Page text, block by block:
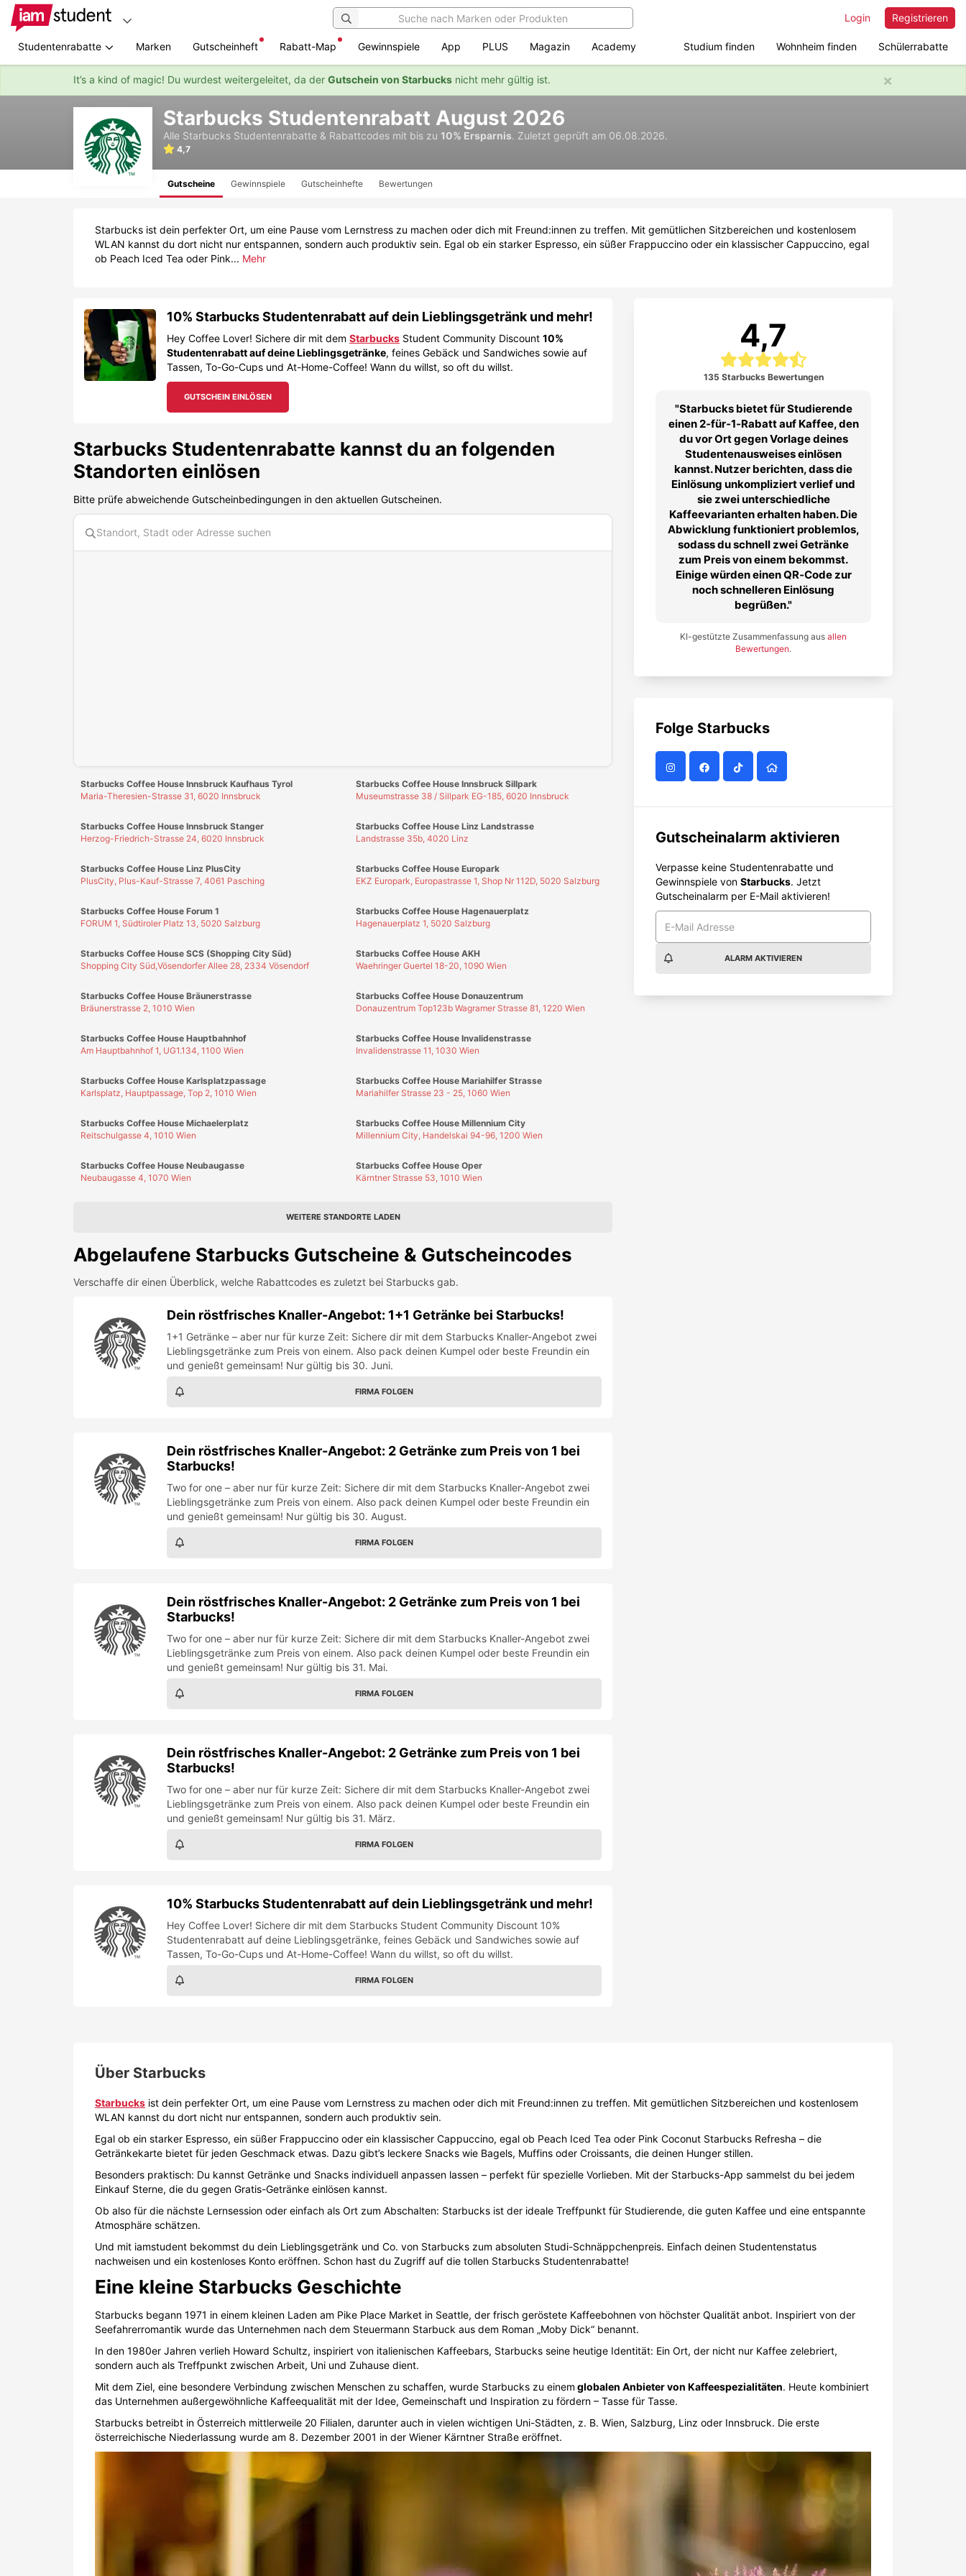
×
It’s a kind of magic! Du wurdest weitergeleitet, da der Gutschein von Starbucks nicht mehr gültig ist.
Registrieren
Login
Studentenrabatte Marken Gutscheinheft Rabatt-Map Gewinnspiele App PLUS Magazin Academy Studium finden Wohnheim finden Schülerrabatte
Starbucks Studentenrabatt August 2026
Alle Starbucks Studentenrabatte & Rabattcodes mit bis zu 10% Ersparnis. Zuletzt geprüft am 06.08.2026.
4,7
Gutscheine Gewinnspiele Gutscheinhefte Bewertungen
Starbucks ist dein perfekter Ort, um eine Pause vom Lernstress zu machen oder dich mit Freund:innen zu treffen. Mit gemütlichen Sitzbereichen und kostenlosem
WLAN kannst du dort nicht nur entspannen, sondern auch produktiv sein. Egal ob ein starker Espresso, ein süßer Frappuccino oder ein klassischer Cappuccino, egal
ob Peach Iced Tea oder Pink... Mehr
10% Starbucks Studentenrabatt auf dein Lieblingsgetränk und mehr!
Hey Coffee Lover! Sichere dir mit dem Starbucks Student Community Discount 10%
Studentenrabatt auf deine Lieblingsgetränke, feines Gebäck und Sandwiches sowie auf
Tassen, To-Go-Cups und At-Home-Coffee! Wann du willst, so oft du willst.
GUTSCHEIN EINLÖSEN
Starbucks Studentenrabatte kannst du an folgenden
Standorten einlösen
Bitte prüfe abweichende Gutscheinbedingungen in den aktuellen Gutscheinen.
Shopping City Süd,Vösendorfer Allee 28, 2334 Vösendorf
Waehringer Guertel 18-20, 1090 Wien
Bräunerstrasse 2, 1010 Wien
Donauzentrum Top123b Wagramer Strasse 81, 1220 Wien
Am Hauptbahnhof 1, UG1.134, 1100 Wien
Invalidenstrasse 11, 1030 Wien
Karlsplatz, Hauptpassage, Top 2, 1010 Wien
Mariahilfer Strasse 23 - 25, 1060 Wien
Reitschulgasse 4, 1010 Wien
Millennium City, Handelskai 94-96, 1200 Wien
Neubaugasse 4, 1070 Wien
Kärntner Strasse 53, 1010 Wien
WEITERE STANDORTE LADEN
AbgelaufeneStarbucks Gutscheine & Gutscheincodes
Dein röstfrisches Knaller-Angebot: 1+1 Getränke bei Starbucks!
Lieblingsgetränke zum Preis von einem. Also pack deinen Kumpel oder beste Freundin ein
FIRMA FOLGEN
Starbucks!
Two for one – aber nur für kurze Zeit: Sichere dir mit dem Starbucks Knaller-Angebot zwei
Lieblingsgetränke zum Preis von einem. Also pack deinen Kumpel oder beste Freundin ein
und genießt gemeinsam! Nur gültig bis 30. August.
FIRMA FOLGEN
Two for one – aber nur für kurze Zeit: Sichere dir mit dem Starbucks Knaller-Angebot zwei
Lieblingsgetränke zum Preis von einem. Also pack deinen Kumpel oder beste Freundin ein
und genießt gemeinsam! Nur gültig bis 31. Mai.
FIRMA FOLGEN
Two for one – aber nur für kurze Zeit: Sichere dir mit dem Starbucks Knaller-Angebot zwei
Lieblingsgetränke zum Preis von einem. Also pack deinen Kumpel oder beste Freundin ein
und genießt gemeinsam! Nur gültig bis 31. März.
FIRMA FOLGEN
Hey Coffee Lover! Sichere dir mit dem Starbucks Student Community Discount 10%
Studentenrabatt auf deine Lieblingsgetränke, feines Gebäck und Sandwiches sowie auf
Tassen, To-Go-Cups und At-Home-Coffee! Wann du willst, so oft du willst.
FIRMA FOLGEN
4,7
135 Starbucks Bewertungen
Starbucks bietet für Studierende
einen 2‑für‑1‑Rabatt auf Kaffee, den
du vor Ort gegen Vorlage deines
Studentenausweises einlösen
kannst. Nutzer berichten, dass die
Einlösung unkompliziert verlief und
sie zwei unterschiedliche
Kaffeevarianten erhalten haben. Die
Abwicklung funktioniert problemlos,
sodass du schnell zwei Getränke
zum Preis von einem bekommst.
Einige würden einen QR‑Code zur
noch schnelleren Einlösung
begrüßen.
KI-gestützte Zusammenfassung aus allen
Bewertungen.
Folge Starbucks
Gutscheinalarm aktivieren
Verpasse keine Studentenrabatte und
Gewinnspiele von Starbucks. Jetzt
Gutscheinalarm per E-Mail aktivieren!
ALARM AKTIVIEREN
Starbucks
Starbucks ist dein perfekter Ort, um eine Pause vom Lernstress zu machen oder dich mit Freund:innen zu treffen. Mit gemütlichen Sitzbereichen und kostenlosem
WLAN kannst du dort nicht nur entspannen, sondern auch produktiv sein.
Egal ob ein starker Espresso, ein süßer Frappuccino oder ein klassischer Cappuccino, egal ob Peach Iced Tea oder Pink Coconut Starbucks Refresha – die
Getränkekarte bietet für jeden Geschmack etwas. Dazu gibt’s leckere Snacks wie Bagels, Muffins oder Croissants, die deinen Hunger stillen.
Und mit iamstudent bekommst du dein Lieblingsgetränk und Co. von Starbucks zum absoluten Studi-Schnäppchenpreis. Einfach deinen Studentenstatus
nachweisen und ein kostenloses Konto eröffnen. Schon hast du Zugriff auf die tollen Starbucks Studentenrabatte!
Eine kleine Starbucks Geschichte
Starbucks begann 1971 in einem kleinen Laden am Pike Place Market in Seattle, der frisch geröstete Kaffeebohnen von höchster Qualität anbot. Inspiriert von der
Seefahrerromantik wurde das Unternehmen nach dem Steuermann Starbuck aus dem Roman „Moby Dick“ benannt.
In den 1980er Jahren verlieh Howard Schultz, inspiriert von italienischen Kaffeebars, Starbucks seine heutige Identität: Ein Ort, der nicht nur Kaffee zelebriert,
sondern auch als Treffpunkt zwischen Arbeit, Uni und Zuhause dient.
Mit dem Ziel, eine besondere Verbindung zwischen Menschen zu schaffen, wurde Starbucks zu einemglobalen Anbieter von Kaffeespezialitäten. Heute kombiniert
das Unternehmen außergewöhnliche Kaffeequalität mit der Idee, Gemeinschaft und Inspiration zu fördern – Tasse für Tasse.
Starbucks betreibt in Österreich mittlerweile 20 Filialen, darunter auch in vielen wichtigen Uni-Städten, z. B. Wien, Salzburg, Linz oder Innsbruck. Die erste
österreichische Niederlassung wurde am 8. Dezember 2001 in der Wiener Kärntner Straße eröffnet.